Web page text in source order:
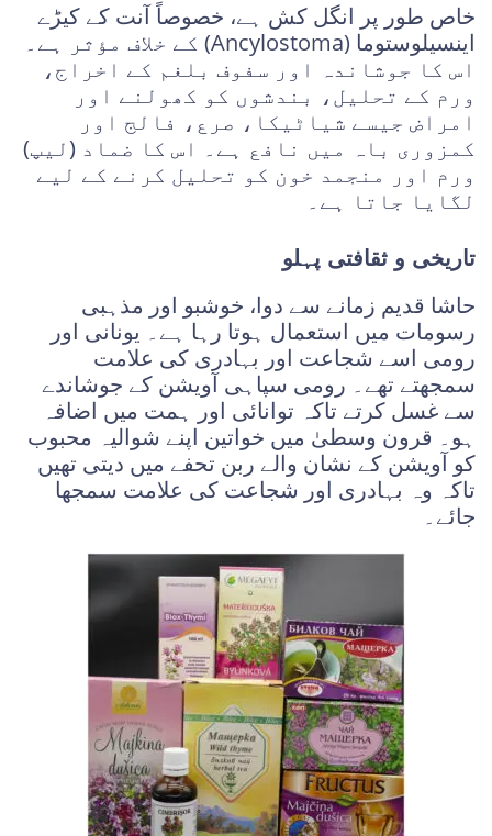
خاص طور پر انگل کش ہے، خصوصاً آنت کے کیڑے
اینسیلوستوما (Ancylostoma) کے خلاف مؤثر ہے۔
اس کا جوشاندہ اور سفوف بلغم کے اخراج،
ورم کے تحلیل، بندشوں کو کھولنے اور
امراض جیسے شیاٹیکا، صرع، فالج اور
کمزوری باہ میں نافع ہے۔ اس کا ضماد (لیپ)
ورم اور منجمد خون کو تحلیل کرنے کے لیے
لگایا جاتا ہے۔
تاریخی و ثقافتی پہلو
حاشا قدیم زمانے سے دوا، خوشبو اور مذہبی
رسومات میں استعمال ہوتا رہا ہے۔ یونانی اور
رومی اسے شجاعت اور بہادری کی علامت
سمجھتے تھے۔ رومی سپاہی آویشن کے جوشاندے
سے غسل کرتے تاکہ توانائی اور ہمت میں اضافہ
ہو۔ قرون وسطیٰ میں خواتین اپنے شوالیہ محبوب
کو آویشن کے نشان والے ربن تحفے میں دیتی تھیں
تاکہ وہ بہادری اور شجاعت کی علامت سمجھا
جائے۔